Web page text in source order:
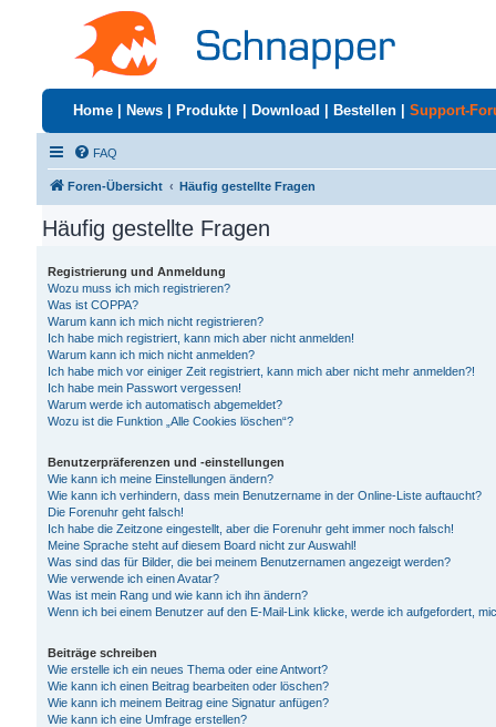
Home News Produkte Download Bestellen Support-
FAQ
Foren-Übersicht Häufig gestellte Fragen
Häufig gestellte Fragen
Registrierung und Anmeldung
Wozu muss ich mich registrieren?
Was ist COPPA?
Warum kann ich mich nicht registrieren?
Ich habe mich registriert, kann mich aber nicht anmelden!
Warum kann ich mich nicht anmelden?
Ich habe mich vor einiger Zeit registriert, kann mich aber nicht mehr anmelden?!
Ich habe mein Passwort vergessen!
Warum werde ich automatisch abgemeldet?
Wozu ist die Funktion „Alle Cookies löschen“?
Benutzerpräferenzen und -einstellungen
Wie kann ich meine Einstellungen ändern?
Wie kann ich verhindern, dass mein Benutzername in der Online-Liste auftaucht?
Die Forenuhr geht falsch!
Ich habe die Zeitzone eingestellt, aber die Forenuhr geht immer noch falsch!
Meine Sprache steht auf diesem Board nicht zur Auswahl!
Was sind das für Bilder, die bei meinem Benutzernamen angezeigt werden?
Wie verwende ich einen Avatar?
Was ist mein Rang und wie kann ich ihn ändern?
Wenn ich bei einem Benutzer auf den E-Mail-Link klicke, werde ich aufgefordert,
Beiträge schreiben
Wie erstelle ich ein neues Thema oder eine Antwort?
Wie kann ich einen Beitrag bearbeiten oder löschen?
Wie kann ich meinem Beitrag eine Signatur anfügen?
Wie kann ich eine Umfrage erstellen?